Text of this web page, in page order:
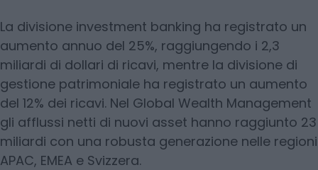
La divisione investment banking ha registrato un
aumento annuo del 25%, raggiungendo i 2,3
miliardi di dollari di ricavi, mentre la divisione di
gestione patrimoniale ha registrato un aumento
del 12% dei ricavi. Nel Global Wealth Management
gli afflussi netti di nuovi asset hanno raggiunto 23
miliardi con una robusta generazione nelle regioni
APAC, EMEA e Svizzera.